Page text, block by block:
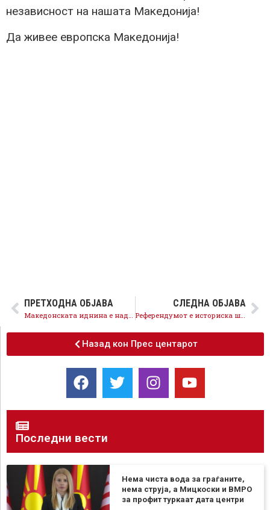
независност на нашата Македонија!
Да живее европска Македонија!
ПРЕТХОДНА ОБЈАВА СЛЕДНА ОБЈАВА
Референдумот е историска шанса, да кажеме ЗА македонски идентитет и македонска иднина
Назад кон Прес центарот
Последни вести
Нема чиста вода за граѓаните,
нема струја, а Мицкоски и ВМРО
за профит туркаат дата центри